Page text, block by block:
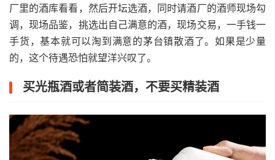
厂里的酒库看看，然后开坛选酒，同时请酒厂的酒师现场勾
调，现场品鉴，挑选出自己满意的酒，现场交易，一手钱一
手货，基本就可以淘到满意的茅台镇散酒了。如果是少量
的，这个待遇恐怕就望洋兴叹了。
买光瓶酒或者简装酒，不要买精装酒